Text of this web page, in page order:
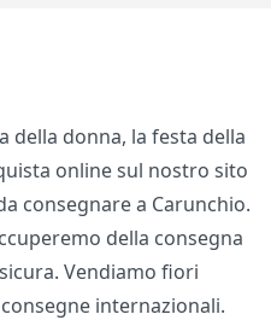
della donna, la festa della
online sul nostro sito
consegnare a Carunchio.
della consegna
Vendiamo fiori
internazionali.